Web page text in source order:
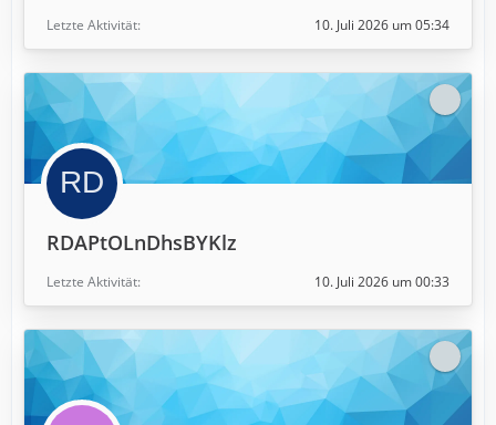
Letzte Aktivität 10. Juli 2026 um 05:34
RDAPtOLnDhsBYKlz
Letzte Aktivität 10. Juli 2026 um 00:33